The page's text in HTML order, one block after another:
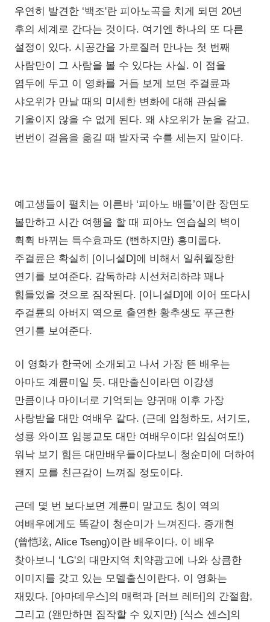
우연히 발견한 ‘백조'란 피아노곡을 치게 되면 20년
후의 세계로 간다는 것이다. 여기엔 하나의 또 다른
설정이 있다. 시공간을 가로질러 만나는 첫 번째
사람만이 그 사람을 볼 수 있다는 사실. 이 점을
염두에 두고 이 영화를 거듭 보게 보면 주걸륜과
샤오위가 만날 때의 미세한 변화에 대해 관심을
기울이지 않을 수 없게 된다. 왜 샤오위가 눈을 감고,
번번이 걸음을 옮길 때 발자국 수를 세는지 말이다.
예고생들이 펼치는 이른바 ‘피아노 배틀’이란 장면도
볼만하고 시간 여행을 할 때 피아노 연습실의 벽이
휙휙 바뀌는 특수효과도 (뻔하지만) 흥미롭다.
주걸륜은 확실히 [이니셜D]에 비해서 일취월장한
연기를 보여준다. 감독하랴 시선처리하랴 꽤나
힘들었을 것으로 짐작된다. [이니셜D]에 이어 또다시
주걸륜의 아버지 역으로 출연한 황추생도 푸근한
연기를 보여준다.
이 영화가 한국에 소개되고 나서 가장 뜬 배우는
아마도 계륜미일 듯. 대만출신이라면 이강생
만큼이나 마이너로 기억되는 양귀매 이후 가장
사랑받을 대만 여배우 같다. (근데 임청하도, 서기도,
성룡 와이프 임봉교도 대만 여배우이다! 임심여도!)
워낙 보기 힘든 대만배우들이다보니 청순미에 더하여
왠지 모를 친근감이 느껴질 정도이다.
근데 몇 번 보다보면 계륜미 말고도 칭이 역의
여배우에게도 똑같이 청순미가 느껴진다. 증개현
(曾恺玹, Alice Tseng)이란 배우이다. 이 배우
찾아보니 ‘LG'의 대만지역 치약광고에 나와 상큼한
이미지를 갖고 있는 모델출신이란다. 이 영화는
재밌다. [아마데우스]의 매력과 [러브 레터]의 간절함,
그리고 (왠만하면 짐작할 수 있지만) [식스 센스]의